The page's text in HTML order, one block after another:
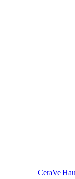
CeraVe